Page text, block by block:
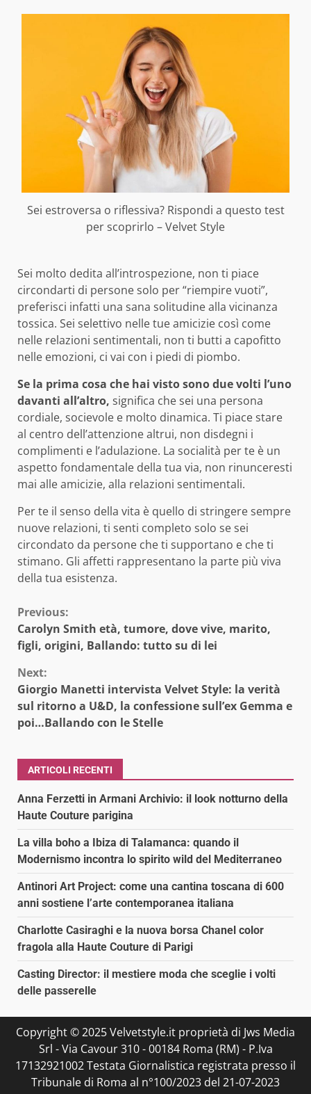
Sei estroversa o riflessiva? Rispondi a questo test
per scoprirlo – Velvet Style
Sei molto dedita all’introspezione, non ti piace
circondarti di persone solo per “riempire vuoti”,
preferisci infatti una sana solitudine alla vicinanza
tossica. Sei selettivo nelle tue amicizie così come
nelle relazioni sentimentali, non ti butti a capofitto
nelle emozioni, ci vai con i piedi di piombo.
Se la prima cosa che hai visto sonodue volti l’uno
davanti all’altro, significa che sei una persona
cordiale, socievole e molto dinamica. Ti piace stare
al centro dell’attenzione altrui, non disdegni i
complimenti e l’adulazione. La socialità per te è un
aspetto fondamentale della tua via, non rinunceresti
mai alle amicizie, alla relazioni sentimentali.
Per te il senso della vita è quello di stringere sempre
nuove relazioni, ti senti completo solo se sei
circondato da persone che ti supportano e che ti
stimano. Gli affetti rappresentano la parte più viva
della tua esistenza.
Continue
Reading
Previous:
Carolyn Smith età, tumore, dove vive, marito,
figli, origini, Ballando: tutto su di lei
Next:
Giorgio Manetti intervista Velvet Style: la verità
sul ritorno a U&D, la confessione sull’ex Gemma e
poi…Ballando con le Stelle
ARTICOLI RECENTI
Anna Ferzetti in Armani Archivio: il look notturno della
Haute Couture parigina
La villa boho a Ibiza di Talamanca: quando il
Modernismo incontra lo spirito wild del Mediterraneo
Antinori Art Project: come una cantina toscana di 600
anni sostiene l’arte contemporanea italiana
Charlotte Casiraghi e la nuova borsa Chanel color
fragola alla Haute Couture di Parigi
Casting Director: il mestiere moda che sceglie i volti
delle passerelle
Copyright © 2025 Velvetstyle.it proprietà di Jws Media
Srl - Via Cavour 310 - 00184 Roma (RM) - P.Iva
17132921002 Testata Giornalistica registrata presso il
Tribunale di Roma al n°100/2023 del 21-07-2023